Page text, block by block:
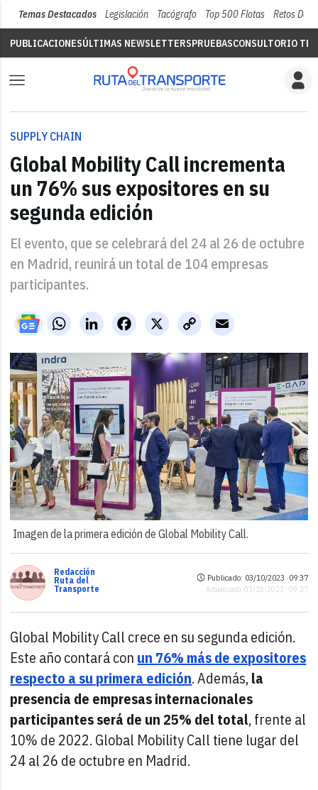
Temas Destacados Legislación Tacógrafo Top 500 Flotas Retos Del
PUBLICACIONESÚLTIMAS NEWSLETTERSPRUEBASCONSULTORIO
SUPPLY CHAIN
Global Mobility Call incrementa
un 76% sus expositores en su
segunda edición
El evento, que se celebrará del 24 al 26 de octubre
en Madrid, reunirá un total de 104 empresas
participantes.
WhatsAppLinkedIn X
Facebook
Copy
Link
Email
Imagen de la primera edición de Global Mobility Call.
Redacción
Ruta del
Transporte
Publicado: 03/10/2023 ·09:37
Actualizado: 03/10/2023 · 09:37
Global Mobility Call crece en su segunda edición.
Este año contará con un 76% más de expositores
respecto a su primera edición. Además,la
presencia de empresas internacionales
participantes será de un 25% del total, frente al
10% de 2022. Global Mobility Call tiene lugar del
24 al 26 de octubre en Madrid.